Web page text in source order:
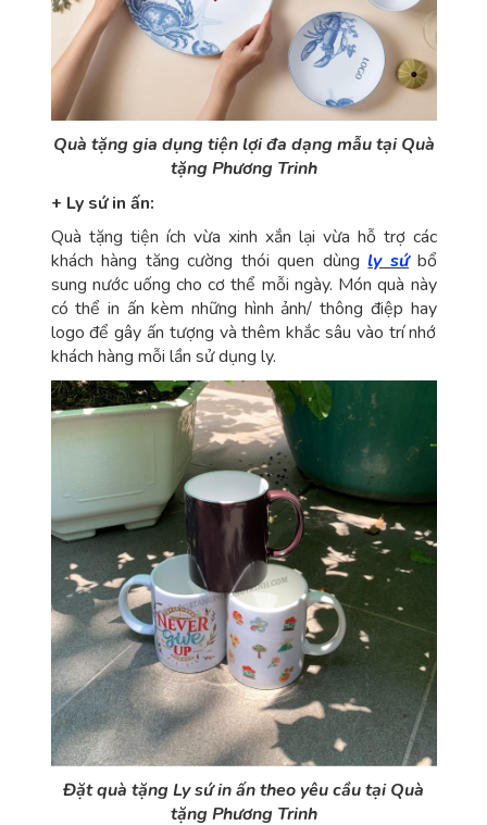
Quà tặng gia dụng tiện lợi đa dạng mẫu tại Quà
tặng Phương Trinh
+ Ly sứ in ấn:
Quà tặng tiện ích vừa xinh xắn lại vừa hỗ trợ các
khách hàng tăng cường thói quen dùngly sứbổ
sung nước uống cho cơ thể mỗi ngày. Món quà này
có thể in ấn kèm những hình ảnh/ thông điệp hay
logo để gây ấn tượng và thêm khắc sâu vào trí nhớ
khách hàng mỗi lần sử dụng ly.
Đặt quà tặng Ly sứ in ấn theo yêu cầu tại Quà
tặng Phương Trinh